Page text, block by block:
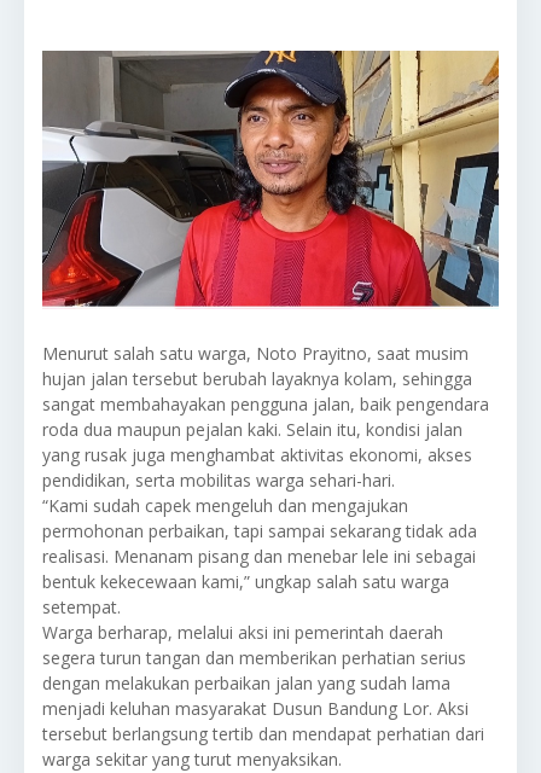
Menurut salah satu warga, Noto Prayitno, saat musim
hujan jalan tersebut berubah layaknya kolam, sehingga
sangat membahayakan pengguna jalan, baik pengendara
roda dua maupun pejalan kaki. Selain itu, kondisi jalan
yang rusak juga menghambat aktivitas ekonomi, akses
pendidikan, serta mobilitas warga sehari-hari.
“Kami sudah capek mengeluh dan mengajukan
permohonan perbaikan, tapi sampai sekarang tidak ada
realisasi. Menanam pisang dan menebar lele ini sebagai
bentuk kekecewaan kami,” ungkap salah satu warga
setempat.
Warga berharap, melalui aksi ini pemerintah daerah
segera turun tangan dan memberikan perhatian serius
dengan melakukan perbaikan jalan yang sudah lama
menjadi keluhan masyarakat Dusun Bandung Lor. Aksi
tersebut berlangsung tertib dan mendapat perhatian dari
warga sekitar yang turut menyaksikan.